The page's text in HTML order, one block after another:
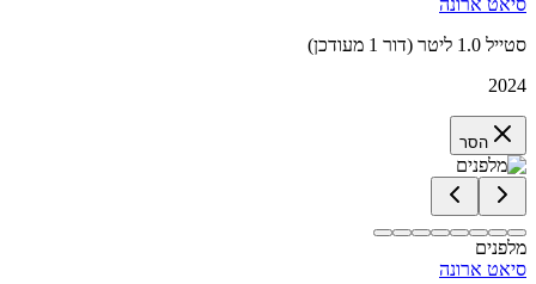
סטייל 1.0 ליטר (דור 1 מעודכן)
2024
הסר
מלפנים
סיאט ארונה